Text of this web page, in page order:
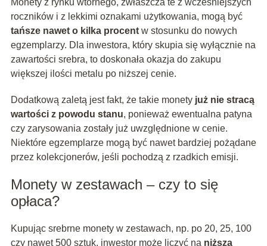
Monety z rynku wtórnego, zwłaszcza te z wcześniejszych
roczników i z lekkimi oznakami użytkowania, mogą być
tańsze nawet o kilka procentw stosunku do nowych
egzemplarzy. Dla inwestora, który skupia się wyłącznie na
zawartości srebra, to doskonała okazja do zakupu
większej ilości metalu po niższej cenie.
Dodatkową zaletą jest fakt, że takie monety już nie stracą
wartości z powodu stanu, ponieważ ewentualna patyna
czy zarysowania zostały już uwzględnione w cenie.
Niektóre egzemplarze mogą być nawet bardziej pożądane
przez kolekcjonerów, jeśli pochodzą z rzadkich emisji.
Monety w zestawach – czy to się
opłaca?
Kupując srebrne monety w zestawach, np. po 20, 25, 100
czy nawet 500 sztuk, inwestor może liczyć na niższą